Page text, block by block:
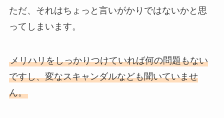
ただ、それはちょっと言いがかりではないかと思
ってしまいます。
メリハリをしっかりつけていれば何の問題もない
ですし、変なスキャンダルなども聞いていませ
ん。